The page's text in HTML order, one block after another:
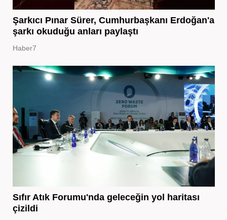
Şarkıcı Pınar Sürer, Cumhurbaşkanı Erdoğan'a
şarkı okuduğu anları paylaştı
Haber7
Sıfır Atık Forumu'nda geleceğin yol haritası
çizildi